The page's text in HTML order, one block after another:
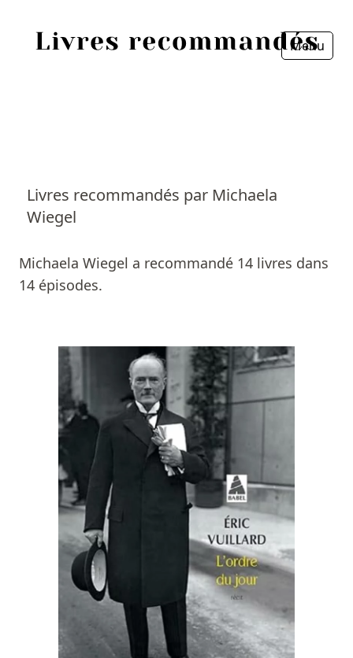
Menu
Livres recommandés par Michaela
Wiegel
Michaela Wiegel a recommandé 14 livres dans
14 épisodes.
Personnes
Livres
Prix littéraires
Fermer